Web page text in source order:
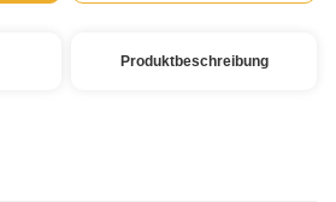
Produktbeschreibung